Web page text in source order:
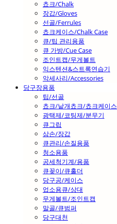
쵸크/Chalk
장갑/Gloves
선골/Ferrules
쵸크케이스/Chalk Case
큐/팁 관리용품
큐 가방/Cue Case
조인트캡/무게볼트
익스텐션&스트록연습기
악세사리/Accessories
당구장용품
팁/선골
쵸크/낱개쵸크/쵸크케이스
광택제/코팅제/분무기
큐그립
삼손/장갑
큐관리/손질용품
청소용품
공세척기계/용품
큐꽂이/큐홀더
당구공/케이스
업소용큐/상대
무게볼트/조인트캡
말골/큐범퍼
당구대천